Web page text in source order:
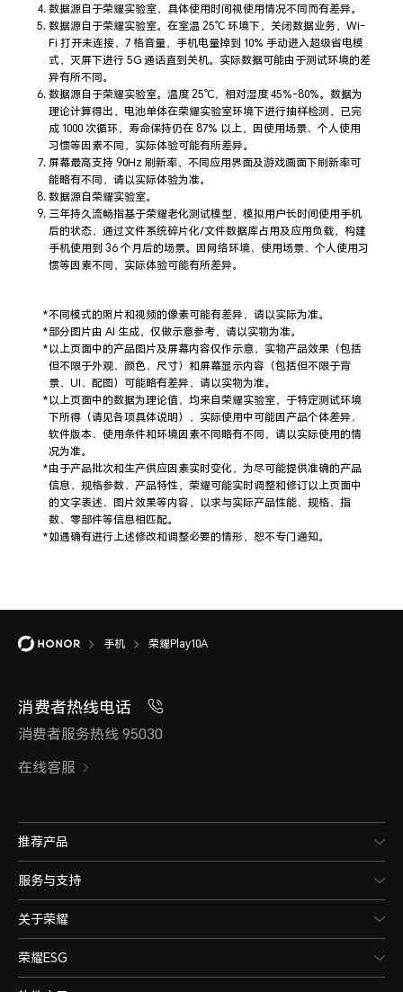
数据源自于荣耀实验室，具体使用时间视使用情况不同而有差异。
数据源自于荣耀实验室。在室温 25℃ 环境下，关闭数据业务，Wi-
Fi 打开未连接，7 格音量，手机电量掉到 10% 手动进入超级省电模
式，灭屏下进行 5G 通话直到关机。实际数据可能由于测试环境的差
异有所不同。
数据源自于荣耀实验室。温度 25℃，相对湿度 45%-80%。数据为
理论计算得出，电池单体在荣耀实验室环境下进行抽样检测，已完
成 1000 次循环，寿命保持仍在 87% 以上，因使用场景、个人使用
习惯等因素不同，实际体验可能有所差异。
屏幕最高支持 90Hz 刷新率，不同应用界面及游戏画面下刷新率可
能略有不同，请以实际体验为准。
数据源自荣耀实验室。
三年持久流畅指基于荣耀老化测试模型，模拟用户长时间使用手机
后的状态，通过文件系统碎片化/文件数据库占用及应用负载，构建
手机使用到 36 个月后的场景。因网络环境、使用场景、个人使用习
惯等因素不同，实际体验可能有所差异。
不同模式的照片和视频的像素可能有差异，请以实际为准。
部分图片由 AI 生成，仅做示意参考，请以实物为准。
以上页面中的产品图片及屏幕内容仅作示意，实物产品效果（包括
但不限于外观、颜色、尺寸）和屏幕显示内容（包括但不限于背
景、UI、配图）可能略有差异，请以实物为准。
以上页面中的数据为理论值，均来自荣耀实验室，于特定测试环境
下所得（请见各项具体说明），实际使用中可能因产品个体差异、
软件版本、使用条件和环境因素不同略有不同，请以实际使用的情
况为准。
由于产品批次和生产供应因素实时变化，为尽可能提供准确的产品
信息、规格参数、产品特性，荣耀可能实时调整和修订以上页面中
的文字表述、图片效果等内容，以求与实际产品性能、规格、指
数、零部件等信息相匹配。
如遇确有进行上述修改和调整必要的情形，恕不专门通知。
手机 荣耀Play10A
消费者热线电话
消费者服务热线 95030
在线客服
推荐产品
服务与支持
关于荣耀
荣耀ESG